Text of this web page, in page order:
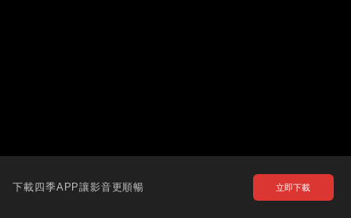
下載四季APP讓影音更順暢 立即下載